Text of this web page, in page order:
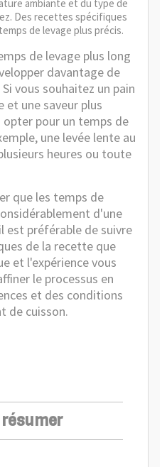
ambiante et du type de
Des recettes spécifiques
de levage plus précis.
de levage plus long
davantage de
vous souhaitez un pain
et une saveur plus
opter pour un temps de
une levée lente au
heures ou toute
que les temps de
d'une
est préférable de suivre
de la recette que
et l'expérience vous
le processus en
et des conditions
de cuisson.